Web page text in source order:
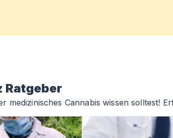
Ratgeber
medizinisches Cannabis wissen solltest!